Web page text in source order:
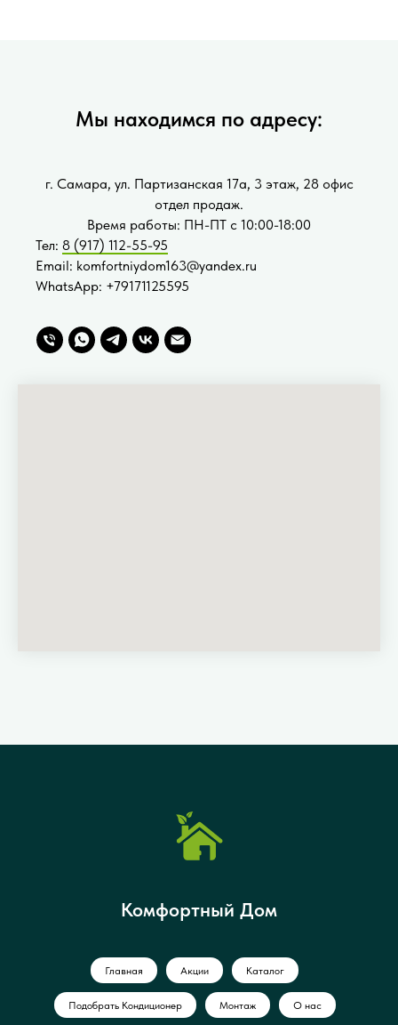
Мы находимся по адресу:
г. Самара, ул. Партизанская 17а, 3 этаж, 28 офис
отдел продаж.
Время работы: ПН-ПТ с 10:00-18:00
Тел: 8 (917) 112-55-95
Email: komfortniydom163@yandex.ru
WhatsApp: +79171125595
Комфортный Дом
Главная Акции Каталог
Подобрать Кондиционер Монтаж О нас